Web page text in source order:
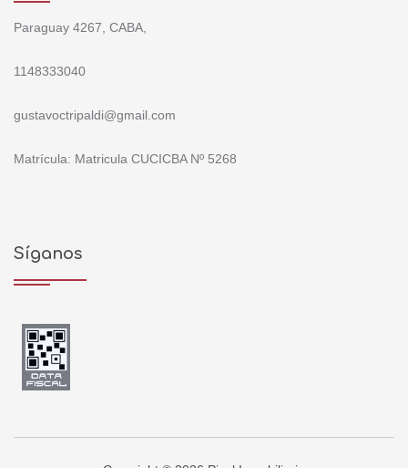
Paraguay 4267, CABA,
1148333040
gustavoctripaldi@gmail.com
Matrícula: Matricula CUCICBA Nº 5268
Síganos